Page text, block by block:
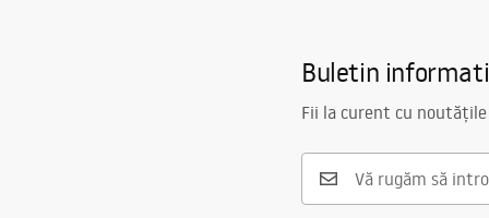
Buletin
Fii la curent cu